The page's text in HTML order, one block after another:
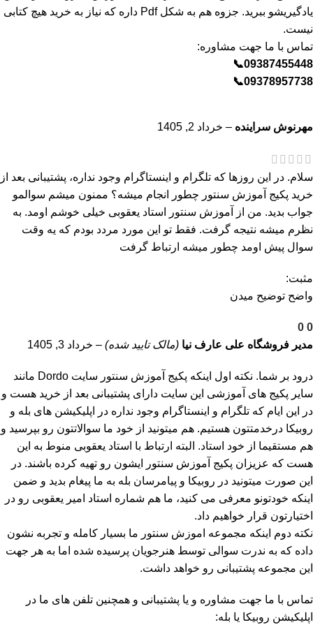
یادگیریشو ببرید. جزوه هم به شکل Pdf داره که نیاز به خرید هیچ کتابی
نیست.
تماس با ما جهت مشاوره:
09387455448📞
09378957738📞
مهرنوش سراینده – خرداد 2, 1405
سلام. در این روزها که تلگرام و اینستاگرام وجود نداره، پشتیبانی بعد از
خرید پکیج آموزش سنتور چطور انجام میشه؟ ممنون میشم سوالمو
جواب بدید. من از آموزش سنتور استاد یعقوبی خیلی خوشم اومد. به
نظرم میشه نتیجه گرفت. فقط تو این مورد مردد بودم که یه وقت
سوال پیش اومد چطور میشه ارتباط گرفت
مثبت:
واضح توضیح میدن
0
0
مدیر فروشگاه علی عارف نیا (مالک تایید شده) – خرداد 3, 1405
درود بر شما. نکته اول اینکه پکیج آموزش سنتور سایت Dordo مانند
سایر پکیج های آموزشی این سایت دارای پشتیبانی بعد از خرید هست و
در این ایام که تلگرام و اینستاگرام وجود نداره در اپلیکیشن های بله و
روبیکا درخدمتتون هستیم. هم میتونید از خود ما سوالاتتون رو بپرسید و
هم مستقیما از خود استاد. البته ارتباط با استاد یعقوبی منوط به این
هست که عزیزان پکیج آموزش سنتور ایشون رو تهیه کرده باشند. در
این صورت میتونید در روبیکا و پیامرسان بله به ما پیغام بدید و ضمن
اینکه خودتونو معرفی می کنید، ما هم شماره استاد امیر یعقوبی رو در
اختیارتون قرار خواهیم داد.
نکته دوم اینکه مجموعه اموزش سنتور ما بسیار کامله و تجربه نشون
داده که به ندرت سوالی توسط هنرجویان پرسیده شده اما به هر جهت
این مجموعه پشتیبانی رو خواهد داشت.
تماس با ما جهت مشاوره و یا پشتیبانی و همچنین تلفن های ما در
اپلیکیشن روبیکا یا بله: